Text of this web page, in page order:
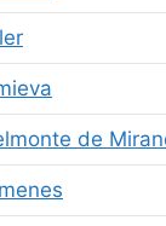
de